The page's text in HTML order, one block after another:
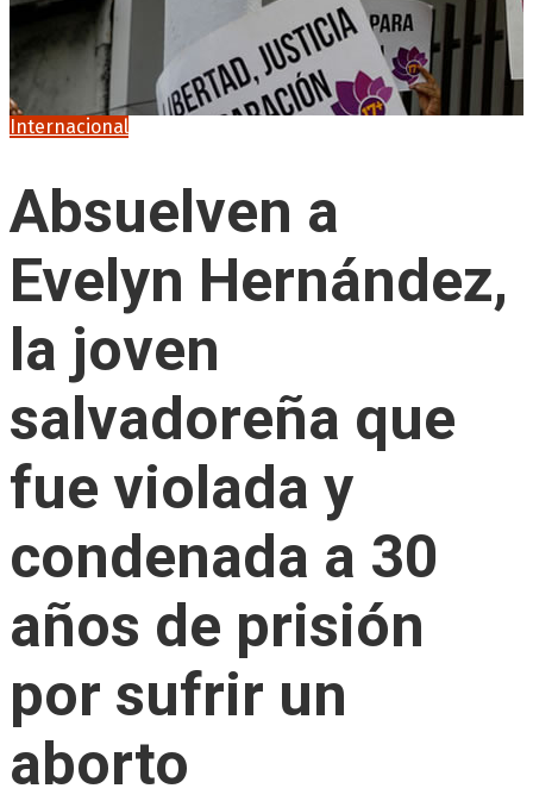
Internacional
Absuelven a
Evelyn Hernández,
la joven
salvadoreña que
fue violada y
condenada a 30
años de prisión
por sufrir un
aborto